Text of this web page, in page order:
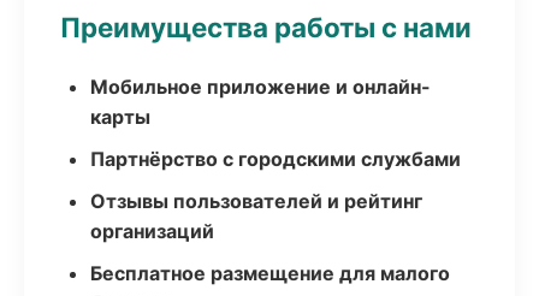
Преимущества работы с нами
Мобильное приложение и онлайн-
карты
Партнёрство с городскими службами
Отзывы пользователей и рейтинг
организаций
Бесплатное размещение для малого